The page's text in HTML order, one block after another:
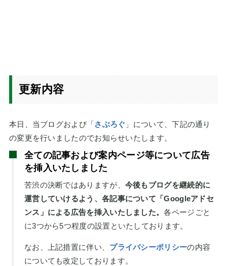
更新内容
本日、当ブログおよび「さぶろぐ 」について、下記の通り
の変更を行いましたのでお知らせいたします。
全ての記事および案内ページ等について広告
を挿入いたしました
苦渋の決断ではありますが、 今後もブログを継続的に
運営していけるよう、各記事について「Googleアドセ
ンス」による広告を挿入いたしました。各ページごと
に3つから5つ程度の設置といたしております。
なお、上記措置に伴い、 プライバシーポリシーの内容
についても改定しております。